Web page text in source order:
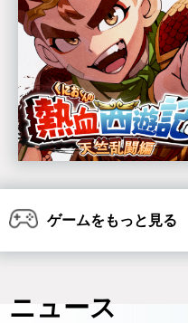
ゲームをもっと見る
ニュース